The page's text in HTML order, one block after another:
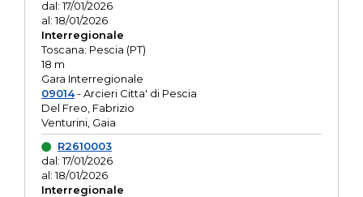
dal: 17/01/2026
al: 18/01/2026
Interregionale
Toscana: Pescia (PT)
18 m
Gara Interregionale
09014- Arcieri Citta' di Pescia
Del Freo, Fabrizio
Venturini, Gaia
R2610003
dal: 17/01/2026
al: 18/01/2026
Interregionale